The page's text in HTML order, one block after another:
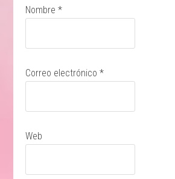
Nombre*
Correo electrónico*
Web